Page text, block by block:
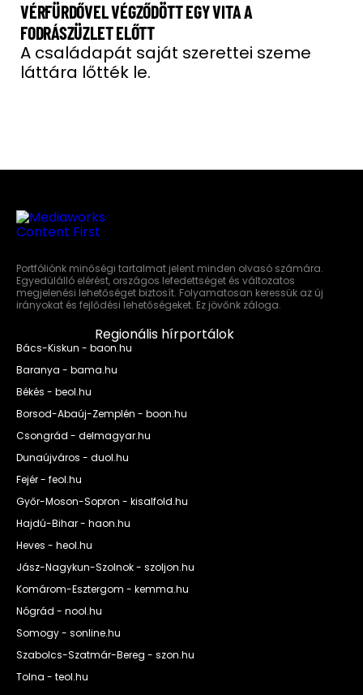
VÉRFÜRDŐVEL VÉGZŐDÖTT EGY VITA A
FODRÁSZÜZLET ELŐTT
A családapát saját szerettei szeme
láttára lőtték le.
Portfóliónk minőségi tartalmat jelent minden olvasó számára.
Egyedülálló elérést, országos lefedettséget és változatos
megjelenési lehetőséget biztosít. Folyamatosan keressük az új
irányokat és fejlődési lehetőségeket. Ez jövőnk záloga.
Regionális hírportálok
Bács-Kiskun - baon.hu
Baranya - bama.hu
Békés - beol.hu
Borsod-Abaúj-Zemplén - boon.hu
Csongrád - delmagyar.hu
Dunaújváros - duol.hu
Fejér - feol.hu
Győr-Moson-Sopron - kisalfold.hu
Hajdú-Bihar - haon.hu
Heves - heol.hu
Jász-Nagykun-Szolnok - szoljon.hu
Komárom-Esztergom - kemma.hu
Nógrád - nool.hu
Somogy - sonline.hu
Szabolcs-Szatmár-Bereg - szon.hu
Tolna - teol.hu